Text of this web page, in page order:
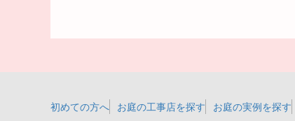
初めての方へ お庭の工事店を探す お庭の実例を探す